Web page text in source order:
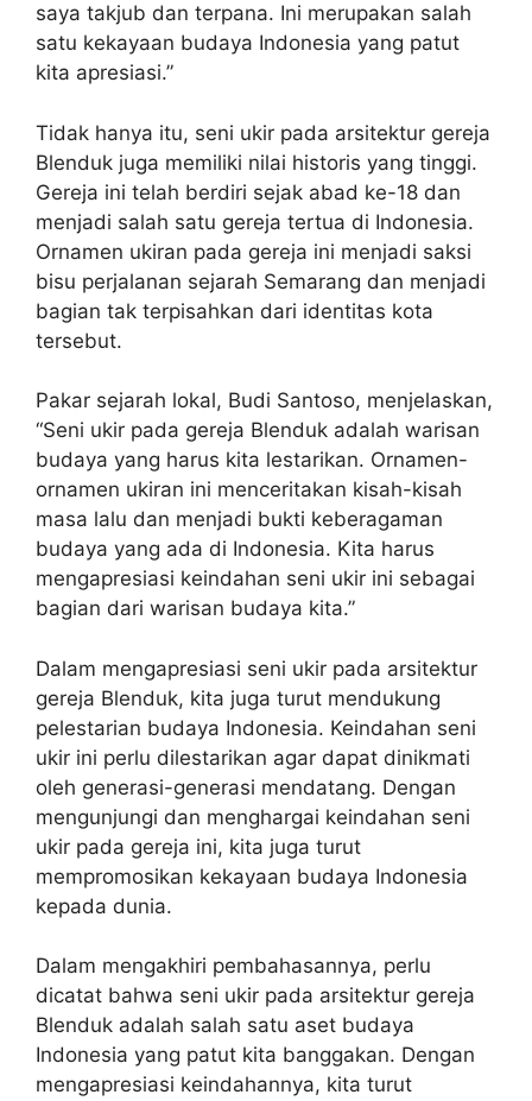
saya takjub dan terpana. Ini merupakan salah
satu kekayaan budaya Indonesia yang patut
kita apresiasi.”
Tidak hanya itu, seni ukir pada arsitektur gereja
Blenduk juga memiliki nilai historis yang tinggi.
Gereja ini telah berdiri sejak abad ke-18 dan
menjadi salah satu gereja tertua di Indonesia.
Ornamen ukiran pada gereja ini menjadi saksi
bisu perjalanan sejarah Semarang dan menjadi
bagian tak terpisahkan dari identitas kota
tersebut.
Pakar sejarah lokal, Budi Santoso, menjelaskan,
“Seni ukir pada gereja Blenduk adalah warisan
budaya yang harus kita lestarikan. Ornamen-
ornamen ukiran ini menceritakan kisah-kisah
masa lalu dan menjadi bukti keberagaman
budaya yang ada di Indonesia. Kita harus
mengapresiasi keindahan seni ukir ini sebagai
bagian dari warisan budaya kita.”
Dalam mengapresiasi seni ukir pada arsitektur
gereja Blenduk, kita juga turut mendukung
pelestarian budaya Indonesia. Keindahan seni
ukir ini perlu dilestarikan agar dapat dinikmati
oleh generasi-generasi mendatang. Dengan
mengunjungi dan menghargai keindahan seni
ukir pada gereja ini, kita juga turut
mempromosikan kekayaan budaya Indonesia
kepada dunia.
Dalam mengakhiri pembahasannya, perlu
dicatat bahwa seni ukir pada arsitektur gereja
Blenduk adalah salah satu aset budaya
Indonesia yang patut kita banggakan. Dengan
mengapresiasi keindahannya, kita turut